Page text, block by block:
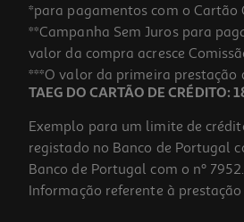
-49%
*para pagamentos com o Cartão
**Campanha Sem Juros para
valor da compra acresce
***O valor da primeira prestação
TAEG DO CARTÃO DE CRÉDITO:
Exemplo para um limite de
registado no Banco de Portugal
Banco de Portugal com o nº 7952.
Informação referente à